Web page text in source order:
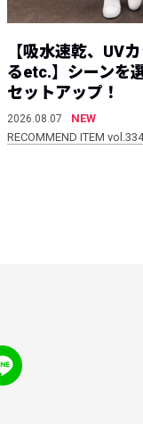
【吸水速乾、UV
るetc.】シーンを
セットアップ！
2026.08.07
NEW
RECOMMEND ITEM vol.334